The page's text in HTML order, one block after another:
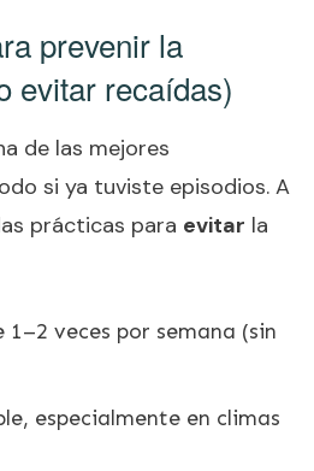
prevenir la
evitar recaídas)
de las mejores
si ya tuviste episodios. A
prácticas para evitar la
veces por semana (sin
especialmente en climas